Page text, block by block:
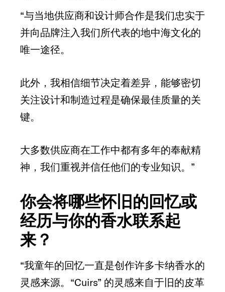
“与当地供应商和设计师合作是我们忠实于
并向品牌注入我们所代表的地中海文化的
唯一途径。
此外，我相信细节决定着差异，能够密切
关注设计和制造过程是确保最佳质量的关
键。
大多数供应商在工作中都有多年的奉献精
神，我们重视并信任他们的专业知识。”
你会将哪些怀旧的回忆或
经历与你的香水联系起
来？
“我童年的回忆一直是创作许多卡纳香水的
灵感来源。“Cuirs” 的灵感来自于旧的皮革